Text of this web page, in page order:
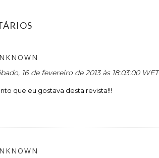
16 de fevereiro de 2013 às 18:03:00 WET
que eu gostava desta revista!!!